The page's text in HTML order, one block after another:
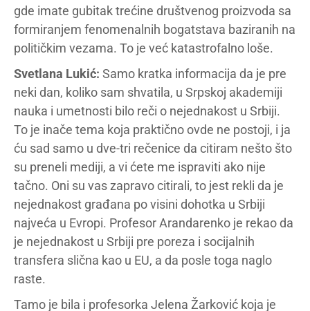
gde imate gubitak trećine društvenog proizvoda sa
formiranjem fenomenalnih bogatstava baziranih na
političkim vezama. To je već katastrofalno loše.
Svetlana Lukić: Samo kratka informacija da je pre
neki dan, koliko sam shvatila, u Srpskoj akademiji
nauka i umetnosti bilo reči o nejednakost u Srbiji.
To je inače tema koja praktično ovde ne postoji, i ja
ću sad samo u dve-tri rečenice da citiram nešto što
su preneli mediji, a vi ćete me ispraviti ako nije
tačno. Oni su vas zapravo citirali, to jest rekli da je
nejednakost građana po visini dohotka u Srbiji
najveća u Evropi. Profesor Arandarenko je rekao da
je nejednakost u Srbiji pre poreza i socijalnih
transfera slična kao u EU, a da posle toga naglo
raste.
Tamo je bila i profesorka Jelena Žarković koja je